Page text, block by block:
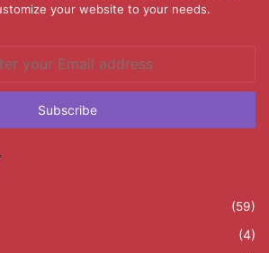
your website to your needs.
(59)
(4)